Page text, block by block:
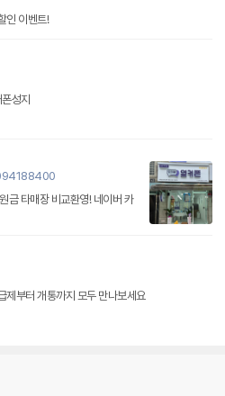
인 이벤트!
성지
금 타매장 비교환영! 네이버 카
제부터 개통까지 모두 만나보세요